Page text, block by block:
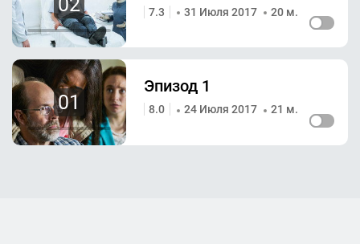
7.3 31 Июля 2017 20 м.
01
Эпизод 1
8.0 24 Июля 2017 21 м.